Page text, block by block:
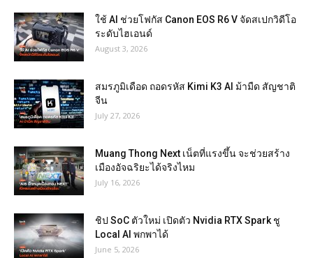
ใช้ AI ช่วยโฟกัส Canon EOS R6 V จัดสเปกวิดีโอ
ระดับไฮเอนด์
August 3, 2026
สมรภูมิเดือด ถอดรหัส Kimi K3 AI ม้ามืด สัญชาติ
จีน
July 27, 2026
Muang Thong Next เน็ตที่แรงขึ้น จะช่วยสร้าง
เมืองอัจฉริยะได้จริงไหม
July 16, 2026
ชิป SoC ตัวใหม่ เปิดตัว Nvidia RTX Spark ชู
Local AI พกพาได้
June 5, 2026